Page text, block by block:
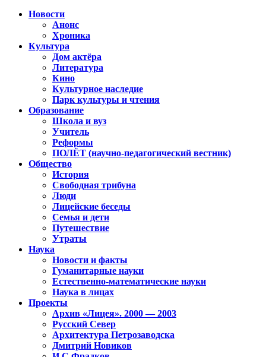
Новости
Анонс
Хроника
Культура
Дом актёра
Литература
Кино
Культурное наследие
Парк культуры и чтения
Образование
Школа и вуз
Учитель
Реформы
ПОЛЁТ (научно-педагогический вестник)
Общество
История
Свободная трибуна
Люди
Лицейские беседы
Семья и дети
Путешествие
Утраты
Наука
Новости и факты
Гуманитарные науки
Естественно-математические науки
Наука в лицах
Проекты
Архив «Лицея». 2000 — 2003
Русский Север
Архитектура Петрозаводска
Дмитрий Новиков